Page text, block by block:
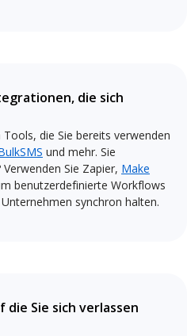
die sich
die Sie bereits verwenden
und mehr. Sie
Sie Zapier, Make
benutzerdefinierte Workflows
synchron halten.
Sie sich verlassen